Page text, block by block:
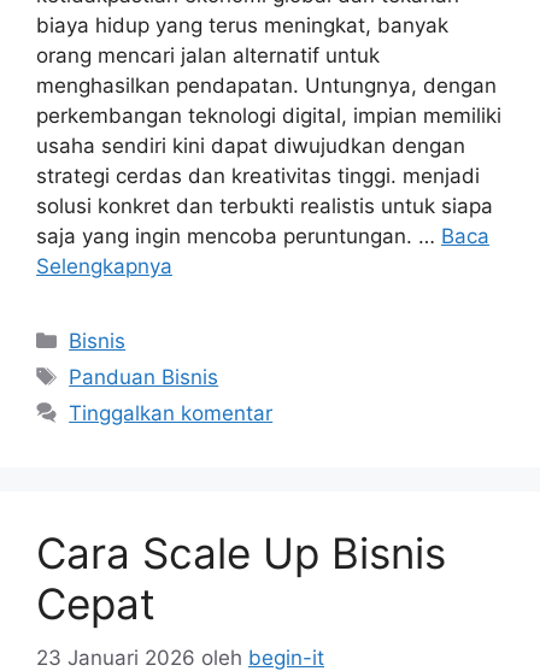
biaya hidup yang terus meningkat, banyak
orang mencari jalan alternatif untuk
menghasilkan pendapatan. Untungnya, dengan
perkembangan teknologi digital, impian memiliki
usaha sendiri kini dapat diwujudkan dengan
strategi cerdas dan kreativitas tinggi. menjadi
solusi konkret dan terbukti realistis untuk siapa
saja yang ingin mencoba peruntungan. … Baca
Selengkapnya
Kategori
Bisnis
Tag
Panduan Bisnis
Tinggalkan komentar
Cara Scale Up Bisnis
Cepat
23 Januari 2026 oleh begin-it